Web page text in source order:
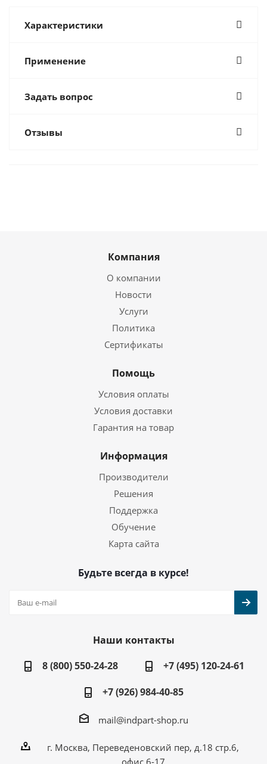
Характеристики
Применение
Задать вопрос
Отзывы
Компания
О компании
Новости
Услуги
Политика
Сертификаты
Помощь
Условия оплаты
Условия доставки
Гарантия на товар
Информация
Производители
Решения
Поддержка
Обучение
Карта сайта
Будьте всегда в курсе!
Наши контакты
8 (800) 550-24-28
+7 (495) 120-24-61
+7 (926) 984-40-85
mail@indpart-shop.ru
г. Москва, Переведеновский пер, д.18 стр.6,
офис 6-17